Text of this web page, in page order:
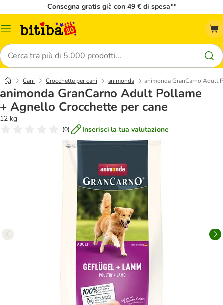
Consegna gratis già con 49 € di spesa**
Overview
Cerca
Cani Crocchette per cani animonda animonda GranCarno Adult
animonda GranCarno Adult Pollame
+ Agnello Crocchette per cane
12 kg
(0) Inserisci la tua valutazione